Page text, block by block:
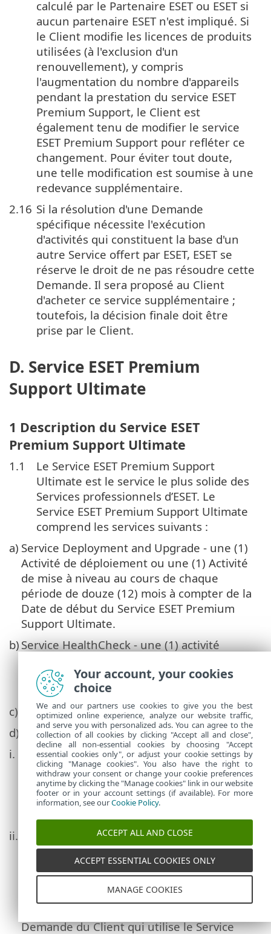
calculé par le Partenaire ESET ou ESET si
aucun partenaire ESET n'est impliqué. Si
le Client modifie les licences de produits
utilisées (à l'exclusion d'un
renouvellement), y compris
l'augmentation du nombre d'appareils
pendant la prestation du service ESET
Premium Support, le Client est
également tenu de modifier le service
ESET Premium Support pour refléter ce
changement. Pour éviter tout doute,
une telle modification est soumise à une
redevance supplémentaire.
2.16 Si la résolution d'une Demande
spécifique nécessite l'exécution
d'activités qui constituent la base d'un
autre Service offert par ESET, ESET se
réserve le droit de ne pas résoudre cette
Demande. Il sera proposé au Client
d'acheter ce service supplémentaire ;
toutefois, la décision finale doit être
prise par le Client.
D. Service ESET Premium
Support Ultimate
1 Description du Service ESET
Premium Support Ultimate
1.1
Le Service ESET Premium Support
Ultimate est le service le plus solide des
Services professionnels d’ESET. Le
Service ESET Premium Support Ultimate
comprend les services suivants :
a) Service Deployment and Upgrade - une (1)
Activité de déploiement ou une (1) Activité
de mise à niveau au cours de chaque
période de douze (12) mois à compter de la
Date de début du Service ESET Premium
Support Ultimate.
b)Service HealthCheck - une (1) activité
mois à compter de la date de début du
Service ESET Premium Support Ultimate.
c)
Service ESET Premium Support.
d)
Fonctionnalités supplémentaires :
i.
Nombre de Demandes.Le Nombre de
Demandes éligibles pour le Service n'est
pas limité. Pour écarter tout doute, le
paragraphe 4.5 des Conditions ne sera pas
ii.
Priorisation au sein des équipes de
développement.Si l'Erreur se produit dans
l'environnement du Client et que les
équipes de développement du Produit
doivent être impliquées dans son
Demande du Client qui utilise le Service
Your account, your cookies
choice
We and our partners use cookies to give you the best
optimized online experience, analyze our website traffic,
and serve you with personalized ads. You can agree to the
collection of all cookies by clicking "Accept all and close",
decline all non-essential cookies by choosing "Accept
essential cookies only", or adjust your cookie settings by
clicking "Manage cookies". You also have the right to
withdraw your consent or change your cookie preferences
anytime by clicking the "Manage cookies" link in our website
footer or in your account settings (if available). For more
information, see ourCookie Policy.
ACCEPT ALL AND CLOSE
ACCEPT ESSENTIAL COOKIES ONLY
MANAGE COOKIES